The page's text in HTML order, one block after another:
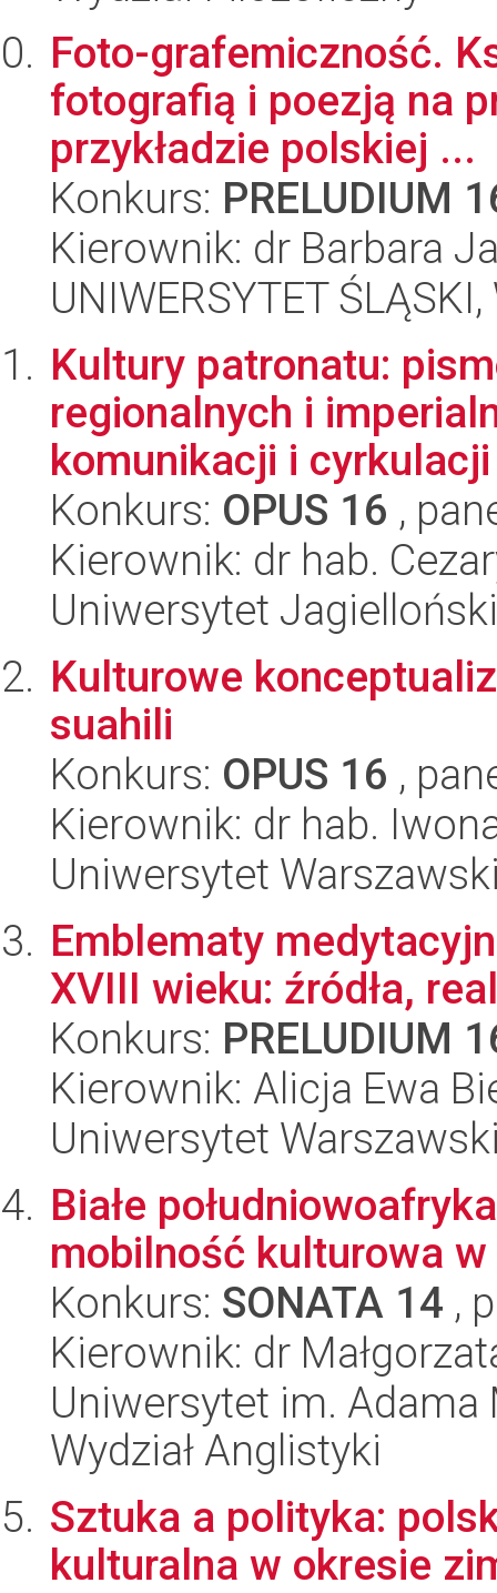
Foto-grafemiczność.
fotografią i poezją na
przykładzie polskiej ...
Konkurs: PRELUDIUM
Kierownik: dr Barbara
UNIWERSYTET
Kultury patronatu:
regionalnych i
komunikacji i
Konkurs: OPUS 16 ,
Kierownik: dr hab.
Uniwersytet
Kulturowe
suahili
Konkurs: OPUS 16 ,
Kierownik: dr hab.
Uniwersytet
Emblematy
XVIII wieku: źródła,
Konkurs: PRELUDIUM
Kierownik: Alicja Ewa
Uniwersytet
Białe
mobilność kulturowa
Konkurs: SONATA 14 ,
Kierownik: dr
Uniwersytet im.
Wydział Anglistyki
Sztuka a polityka:
kulturalna w okresie